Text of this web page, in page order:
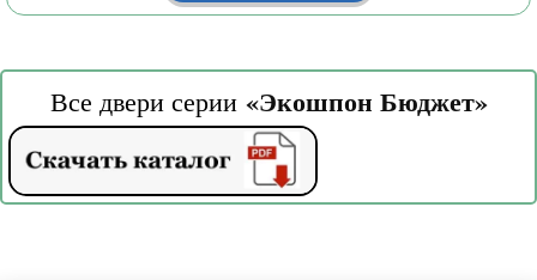
Все двери серии «Экошпон Бюджет»